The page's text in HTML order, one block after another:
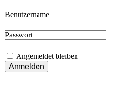
Benutzername
Passwort
Angemeldet bleiben